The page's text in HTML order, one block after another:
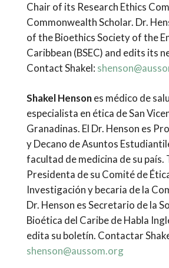
Chair of its Research Ethics
Commonwealth Scholar. Dr.
of the Bioethics Society of the
Caribbean (BSEC) and edits its
Contact Shakel:
Shakel Hensones médico de
especialista en ética de San
Granadinas. El Dr. Henson es
y Decano de Asuntos
facultad de medicina de su país.
Presidenta de su Comité de
Investigación y becaria de la
Dr. Henson es Secretario de la
Bioética del Caribe de Habla
edita su boletín. Contactar
shenson@aussom.org